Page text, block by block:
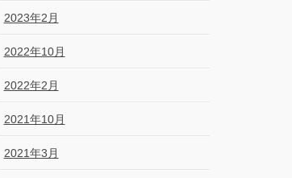
2023年2月
2022年10月
2022年2月
2021年10月
2021年3月